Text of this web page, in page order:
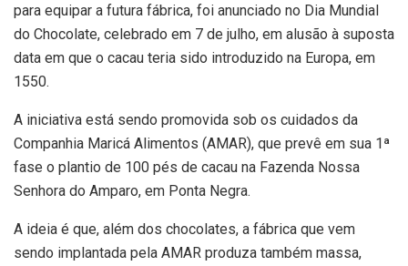
para equipar a futura fábrica, foi anunciado no Dia Mundial
do Chocolate, celebrado em 7 de julho, em alusão à suposta
data em que o cacau teria sido introduzido na Europa, em
1550.
A iniciativa está sendo promovida sob os cuidados da
Companhia Maricá Alimentos (AMAR), que prevê em sua 1ª
fase o plantio de 100 pés de cacau na Fazenda Nossa
Senhora do Amparo, em Ponta Negra.
A ideia é que, além dos chocolates, a fábrica que vem
sendo implantada pela AMAR produza também massa,